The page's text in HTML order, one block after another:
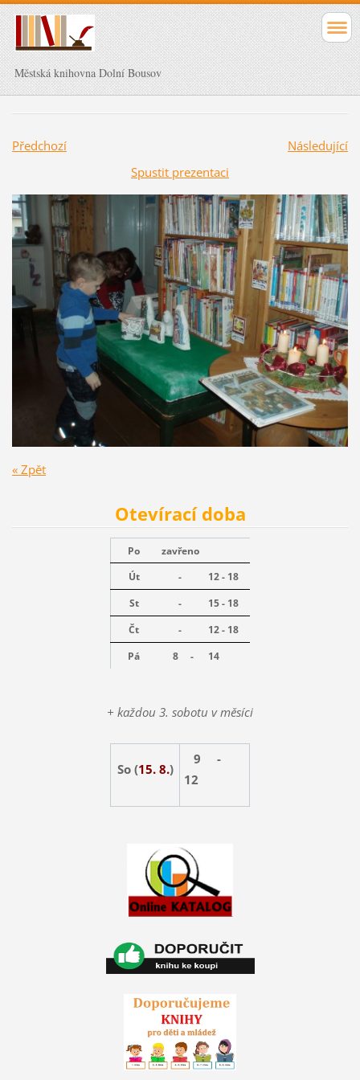
Městská knihovna Dolní Bousov
Předchozí
Následující
Spustit prezentaci
« Zpět
Otevírací doba
Po
zavřeno
Út
-
12 - 18
St
-
15 - 18
Čt
-
12 - 18
Pá
8 - 14
+ každou 3. sobotu v měsíci
So (15. 8.)
9 -
12